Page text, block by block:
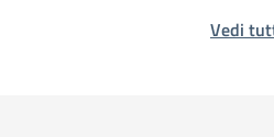
Vedi